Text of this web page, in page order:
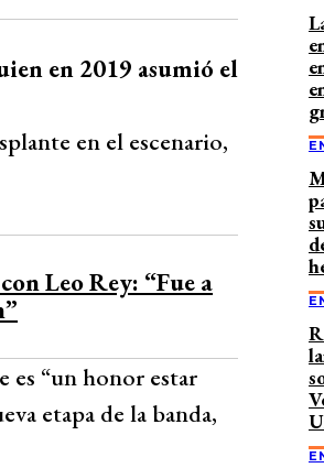
en 2019 asumió el
en el escenario,
Leo Rey: “Fue a
es “un honor estar
etapa de la banda,